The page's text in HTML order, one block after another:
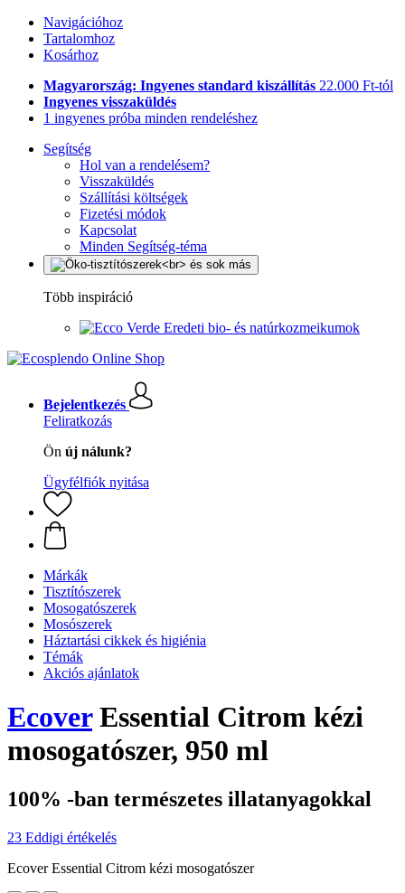
Navigációhoz
Tartalomhoz
Kosárhoz
Magyarország: Ingyenes standard kiszállítás 22.000 Ft-tól
Ingyenes visszaküldés
1 ingyenes próba minden rendeléshez
Segítség
Hol van a rendelésem?
Visszaküldés
Szállítási költségek
Fizetési módok
Kapcsolat
Minden Segítség-téma
Több inspiráció
Eredeti bio- és natúrkozmeikumok
Bejelentkezés
Feliratkozás
Ön új nálunk?
Ügyfélfiók nyitása
Márkák
Tisztítószerek
Mosogatószerek
Mosószerek
Háztartási cikkek és higiénia
Témák
Akciós ajánlatok
EcoverEssential Citrom kézi
mosogatószer, 950 ml
100% -ban természetes illatanyagokkal
23 Eddigi értékelés
Ecover Essential Citrom kézi mosogatószer